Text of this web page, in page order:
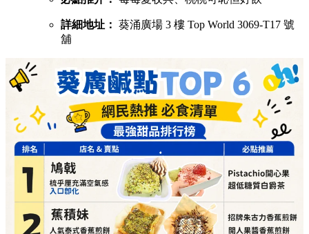
詳細地址： 葵涌廣場 3 樓 Top World 3069-T17 號
舖